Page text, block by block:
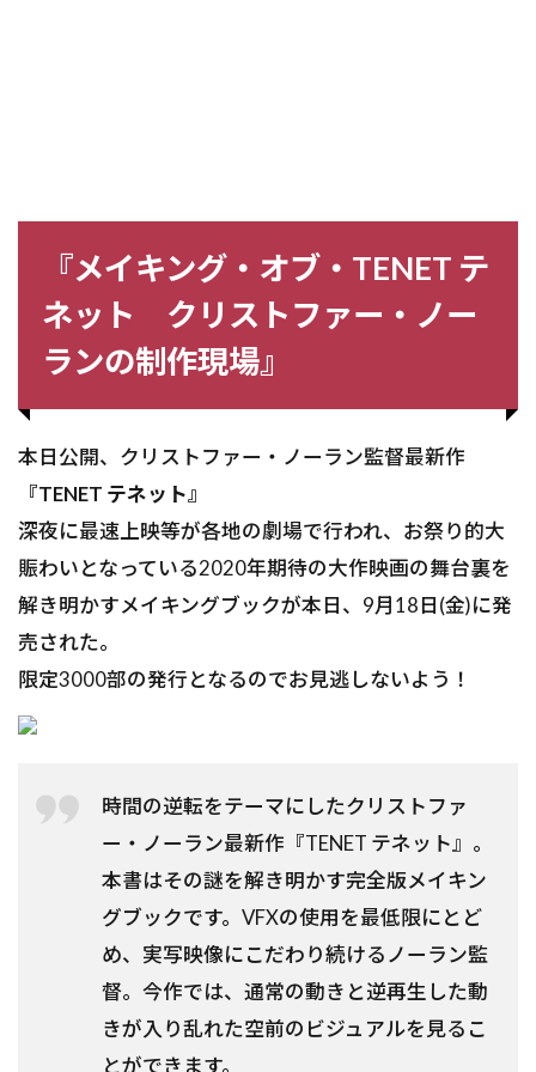
『メイキング・オブ・TENET テ
ネット クリストファー・ノー
ランの制作現場』
本日公開、クリストファー・ノーラン監督最新作
『TENET テネット』
深夜に最速上映等が各地の劇場で行われ、お祭り的大
賑わいとなっている2020年期待の大作映画の舞台裏を
解き明かすメイキングブックが本日、9月18日(金)に発
売された。
限定3000部の発行となるのでお見逃しないよう！
時間の逆転をテーマにしたクリストファ
ー・ノーラン最新作『TENET テネット』。
本書はその謎を解き明かす完全版メイキン
グブックです。VFXの使用を最低限にとど
め、実写映像にこだわり続けるノーラン監
督。今作では、通常の動きと逆再生した動
きが入り乱れた空前のビジュアルを見るこ
とができます。